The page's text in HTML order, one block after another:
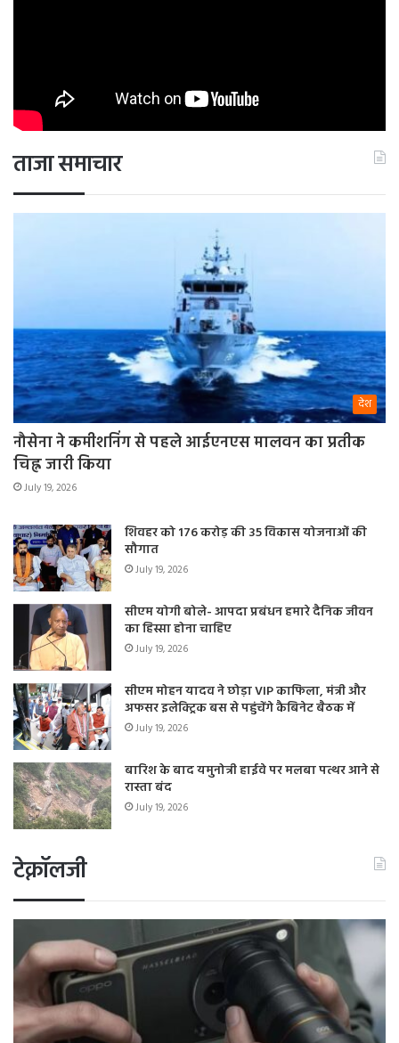
ताजा समाचार
देश
नौसेना ने कमीशनिंग से पहले आईएनएस मालवन का प्रतीक
चिह्न जारी किया
July 19, 2026
शिवहर को 176 करोड़ की 35 विकास योजनाओं की
सौगात
July 19, 2026
सीएम योगी बोले- आपदा प्रबंधन हमारे दैनिक जीवन
का हिस्सा होना चाहिए
July 19, 2026
सीएम मोहन यादव ने छोड़ा VIP काफिला, मंत्री और
अफसर इलेक्ट्रिक बस से पहुंचेंगे कैबिनेट बैठक में
July 19, 2026
बारिश के बाद यमुनोत्री हाईवे पर मलबा पत्थर आने से
रास्ता बंद
July 19, 2026
टेक्नॉलजी